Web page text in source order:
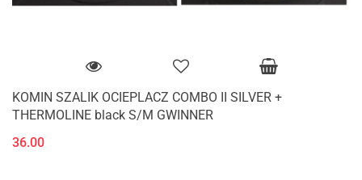
KOMIN SZALIK OCIEPLACZ COMBO II SILVER +
THERMOLINE black S/M GWINNER
36.00